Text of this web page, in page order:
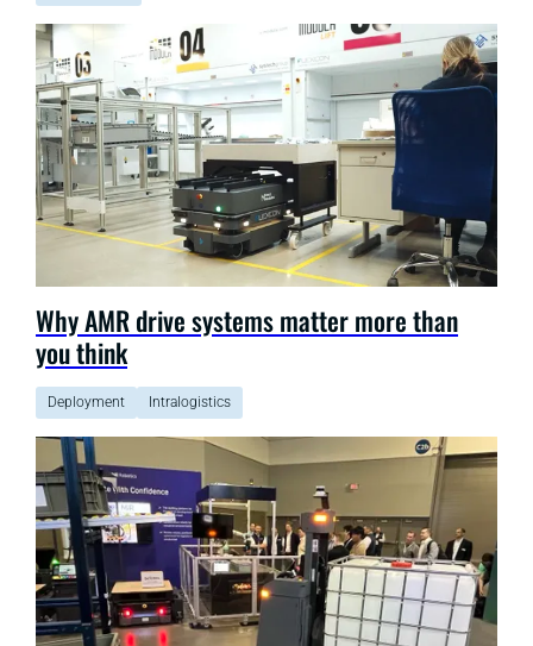
Why AMR drive systems matter more than
you think
Deployment Intralogistics